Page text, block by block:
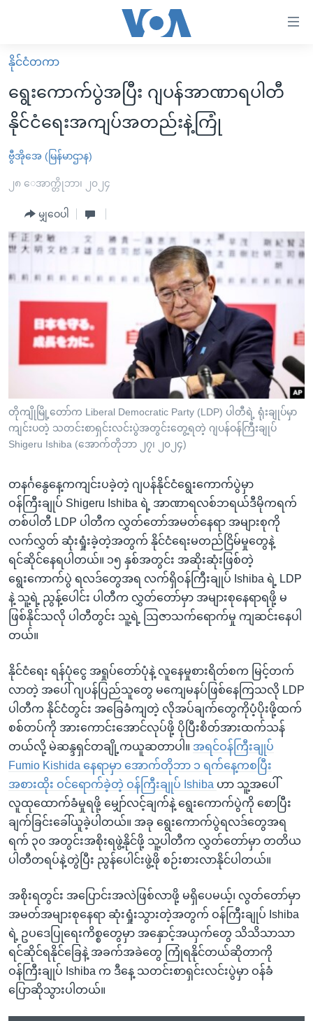
လွယ်ကူ
စေ
သည့်
Link
များ
ပင်မ
ကျော်
ရန်
ပင်မ
ကြည့်
ရန်
ရှာဖွေ
နေရာ
သို့
ကျော်
ရန်
မူလစာမျက်နှာ
မြန်မာ
ကမ္ဘာ့သတင်းများ
နိုင်ငံတကာ
အစ္စရေး-ပါလက်စတိုင်း
ဗွီဒီယို
အင်္ဂလိပ်စာလေ့လာမယ်
အမေရိကန်သုံးအီဒီယံ
မကြေးမုံရဲ့ အင်္ဂလိပ်စာ
ရုပ်ရှင်ထဲက အင်္ဂလိပ်စာ
သုတပဒေသာ အင်္ဂလိပ်စာ
အပတ်စဉ်ကဏ္ဍများ
ရေဒီယို
တီဗွီ
ရေဒီယိုနှင့်ရုပ်သံ အချက်အလက်များ
ရေဒီယို/တီဗွီအစီအစဉ်
Learning English
ဘာသာစကားများ
နိုင်ငံတကာ
ရွေးကောက်ပွဲအပြီး ဂျပန်အာဏာရပါတီ
နိုင်ငံရေးအကျပ်အတည်းနဲ့ကြုံ
ဗွီအိုအေ (မြန်မာဌာန)
၂၈ ေအာက္တိုဘာ၊ ၂၀၂၄
မျှဝေပါ
တိုကျိုမြို့တော်က Liberal Democratic Party (LDP) ပါတီရဲ့ ရုံးချုပ်မှာ
ကျင်းပတဲ့ သတင်းစာရှင်းလင်းပွဲအတွင်းတွေ့ရတဲ့ ဂျပန်ဝန်ကြီးချုပ်
Shigeru Ishiba (အောက်တိုဘာ ၂၇၊ ၂၀၂၄)
တနင်္ဂနွေနေ့ကကျင်းပခဲ့တဲ့ ဂျပန်နိုင်ငံရွေးကောက်ပွဲမှာ
ဝန်ကြီးချုပ် Shigeru Ishiba ရဲ့ အာဏာရလစ်ဘရယ်ဒီမိုကရက်
တစ်ပါတီ LDP ပါတီက လွှတ်တော်အမတ်နေရာ အများစုကို
လက်လွှတ် ဆုံးရှုံးခဲ့တဲ့အတွက် နိုင်ငံရေးမတည်ငြိမ်မှုတွေနဲ့
ရင်ဆိုင်နေရပါတယ်။ ၁၅ နှစ်အတွင်း အဆိုးဆုံးဖြစ်တဲ့
ရွေးကောက်ပွဲ ရလဒ်တွေအရ လက်ရှိဝန်ကြီးချုပ် Ishiba ရဲ့ LDP
နဲ့ သူ့ရဲ့ ညွန့်ပေါင်း ပါတီက လွှတ်တော်မှာ အများစုနေရာရဖို့ မ
ဖြစ်နိုင်သလို ပါတီတွင်း သူ့ရဲ့ ဩဇာသက်ရောက်မှု ကျဆင်းနေပါ
တယ်။
နိုင်ငံရေး ရန်ပုံငွေ အရှုပ်တော်ပုံနဲ့ လူနေမှုစားရိတ်စက မြင့်တက်
လာတဲ့ အပေါ် ဂျပန်ပြည်သူတွေ မကျေမနပ်ဖြစ်နေကြသလို LDP
ပါတီက နိုင်ငံတွင်း အခြေခံကျတဲ့ လိုအပ်ချက်တွေကိုပံ့ပိုးဖို့ထက်
စစ်တပ်ကို အားကောင်းအောင်လုပ်ဖို့ ပိုပြီးစိတ်အားထက်သန်
တယ်လို့ မဲဆန္ဒရှင်တချို့ကယူဆတာပါ။ အရင်ဝန်ကြီးချုပ်
Fumio Kishida နေရာမှာ အောက်တိုဘာ ၁ ရက်နေ့ကစပြီး
အစားထိုး ဝင်ရောက်ခဲ့တဲ့ ဝန်ကြီးချုပ် Ishiba ဟာ သူ့အပေါ်
လူထုထောက်ခံမှုရဖို့ မျှော်လင့်ချက်နဲ့ ရွေးကောက်ပွဲကို စောပြီး
ချက်ခြင်းခေါ်ယူခဲ့ပါတယ်။ အခု ရွေးကောက်ပွဲရလဒ်တွေအရ
ရက် ၃၀ အတွင်းအစိုးရဖွဲ့နိုင်ဖို့ သူ့ပါတီက လွှတ်တော်မှာ တတိယ
ပါတီတရပ်နဲ့တွဲပြီး ညွန်ပေါင်းဖွဲ့ဖို စဉ်းစားလာနိုင်ပါတယ်။
အစိုးရတွင်း အပြောင်းအလဲဖြစ်လာဖို့ မရှိပေမယ့်၊ လွတ်တော်မှာ
အမတ်အများစုနေရာ ဆုံးရှုံးသွားတဲ့အတွက် ဝန်ကြီးချုပ် Ishiba
ရဲ့ ဥပဒေပြုရေးကိစ္စတွေမှာ အနှောင့်အယှက်တွေ သိသိသာသာ
ရင်ဆိုင်ရနိုင်ခြေနဲ့ အခက်အခဲတွေ ကြုံရနိုင်တယ်ဆိုတာကို
ဝန်ကြီးချုပ် Ishiba က ဒီနေ့ သတင်းစာရှင်းလင်းပွဲမှာ ဝန်ခံ
ပြောဆိုသွားပါတယ်။